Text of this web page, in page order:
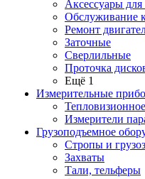
Аксессуары
Обслуживание
Ремонт
Заточные
Сверлильные
Проточка
Ещё 1
Измерительные
Измерители
Грузоподъемное
Стропы и
Захваты
Тали, тельферы